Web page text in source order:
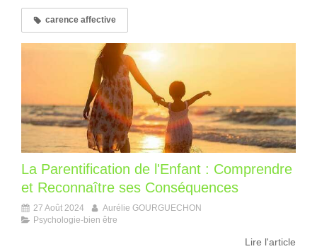
carence affective
La Parentification de l'Enfant : Comprendre
et Reconnaître ses Conséquences
27 Août 2024
Aurélie GOURGUECHON
Psychologie-bien être
Lire l'article